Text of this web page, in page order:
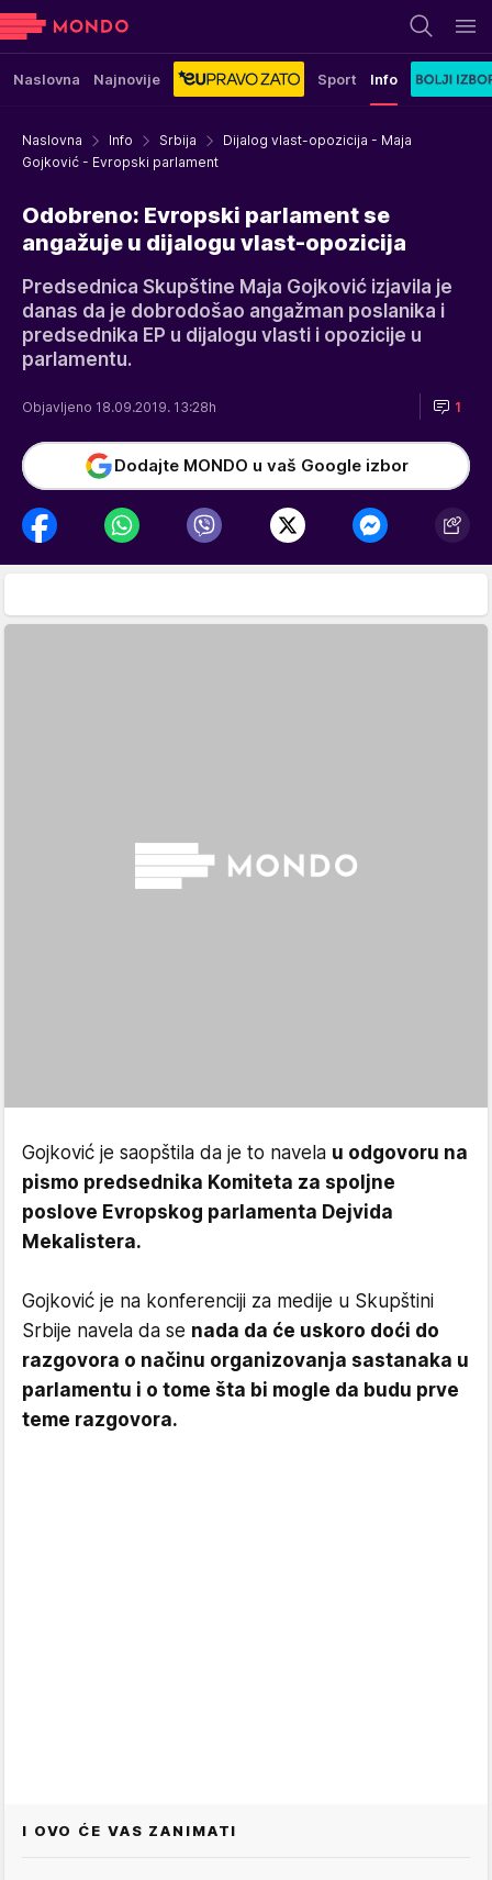
Naslovna Najnovije Sport Info
Naslovna Info Srbija
Dijalog vlast-opozicija - Maja
Gojković - Evropski parlament
Odobreno: Evropski parlament se
angažuje u dijalogu vlast-opozicija
Predsednica Skupštine Maja Gojković izjavila je
danas da je dobrodošao angažman poslanika i
predsednika EP u dijalogu vlasti i opozicije u
parlamentu.
Objavljeno 18.09.2019. 13:28h 1
Dodajte MONDO u vaš Google izbor
Gojković je saopštila da je to navela u odgovoru na
pismo predsednika Komiteta za spoljne
poslove Evropskog parlamenta Dejvida
Mekalistera.
Gojković je na konferenciji za medije u Skupštini
Srbije navela da se nada da će uskoro doći do
razgovora o načinu organizovanja sastanaka u
parlamentu i o tome šta bi mogle da budu prve
teme razgovora.
I OVO ĆE VAS ZANIMATI